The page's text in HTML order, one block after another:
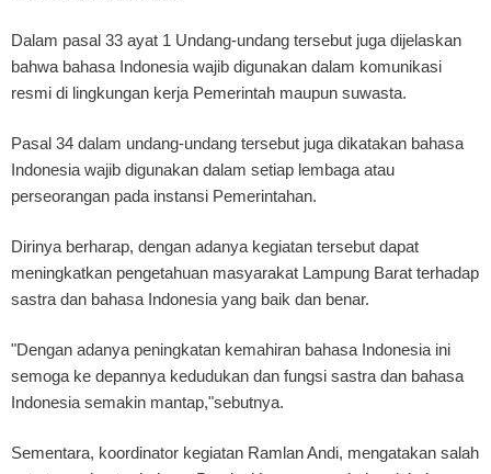
Dalam pasal 33 ayat 1 Undang-undang tersebut juga dijelaskan
bahwa bahasa Indonesia wajib digunakan dalam komunikasi
resmi di lingkungan kerja Pemerintah maupun suwasta.
Pasal 34 dalam undang-undang tersebut juga dikatakan bahasa
Indonesia wajib digunakan dalam setiap lembaga atau
perseorangan pada instansi Pemerintahan.
Dirinya berharap, dengan adanya kegiatan tersebut dapat
meningkatkan pengetahuan masyarakat Lampung Barat terhadap
sastra dan bahasa Indonesia yang baik dan benar.
"Dengan adanya peningkatan kemahiran bahasa Indonesia ini
semoga ke depannya kedudukan dan fungsi sastra dan bahasa
Indonesia semakin mantap,"sebutnya.
Sementara, koordinator kegiatan Ramlan Andi, mengatakan salah